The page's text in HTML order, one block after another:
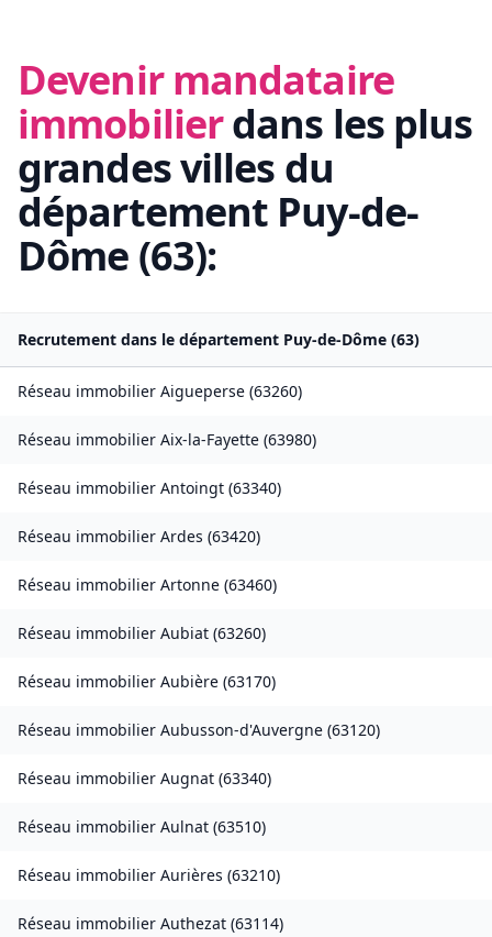
Devenir mandataire
immobilierdans les plus
grandes villes du
département Puy-de-
Dôme (63):
Recrutement dans le département Puy-de-Dôme (63)
Réseau immobilier Aigueperse (63260)
Réseau immobilier Aix-la-Fayette (63980)
Réseau immobilier Antoingt (63340)
Réseau immobilier Ardes (63420)
Réseau immobilier Artonne (63460)
Réseau immobilier Aubiat (63260)
Réseau immobilier Aubière (63170)
Réseau immobilier Aubusson-d'Auvergne (63120)
Réseau immobilier Augnat (63340)
Réseau immobilier Aulnat (63510)
Réseau immobilier Aurières (63210)
Réseau immobilier Authezat (63114)